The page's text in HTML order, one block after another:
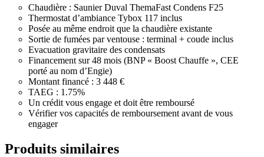
Chaudière : Saunier Duval ThemaFast Condens F25
Thermostat d’ambiance Tybox 117 inclus
Posée au même endroit que la chaudière existante
Sortie de fumées par ventouse : terminal + coude inclus
Evacuation gravitaire des condensats
Financement sur 48 mois (BNP « Boost Chauffe », CEE
porté au nom d’Engie)
Montant financé : 3 448 €
TAEG : 1.75%
Un crédit vous engage et doit être remboursé
Vérifier vos capacités de remboursement avant de vous
engager
Produits similaires